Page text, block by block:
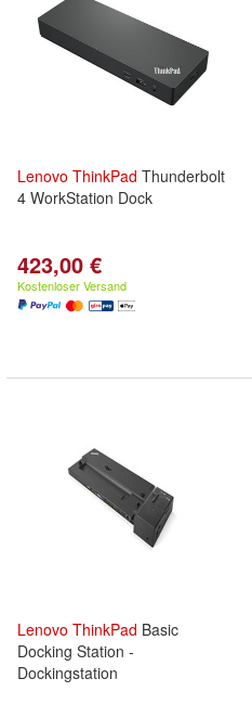
Lenovo ThinkPad Thunderbolt
4 WorkStation Dock
423,00 €
Kostenloser Versand
Lenovo ThinkPad Basic
Docking Station -
Dockingstation